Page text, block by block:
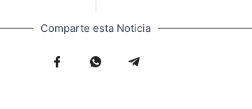
Comparte esta Noticia